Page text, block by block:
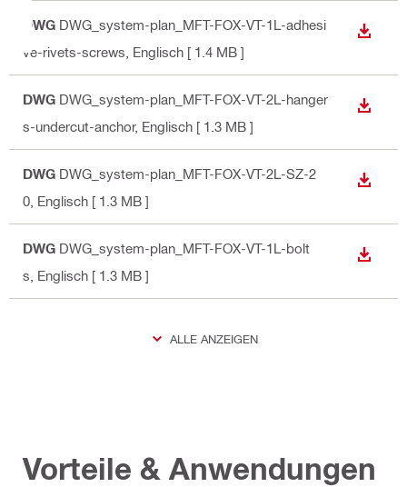
DWG DWG_system-plan_MFT-FOX-VT-1L-adhesi
ve-rivets-screws , Englisch [ 1.4 MB ]
DWG DWG_system-plan_MFT-FOX-VT-2L-hanger
s-undercut-anchor, Englisch [ 1.3 MB ]
DWG DWG_system-plan_MFT-FOX-VT-2L-SZ-2
0 , Englisch [ 1.3 MB ]
DWG DWG_system-plan_MFT-FOX-VT-1L-bolt
s , Englisch [ 1.3 MB ]
ALLE ANZEIGEN
Vorteile & Anwendungen